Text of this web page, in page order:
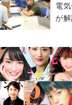
電
が